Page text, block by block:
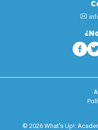
© 2026 What's Up!: